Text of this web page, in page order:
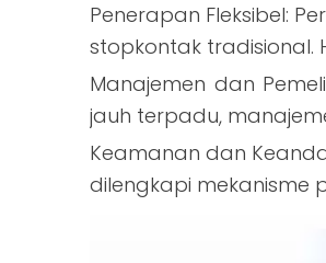
Penerapan Fleksibel:
stopkontak tradisional.
Manajemen dan
jauh terpadu,
Keamanan dan
dilengkapi mekanisme